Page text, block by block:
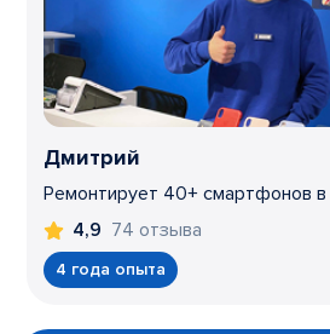
Дмитрий
Ремонтирует 40+ смартфонов
4,9 74 отзыва
4 года опыта